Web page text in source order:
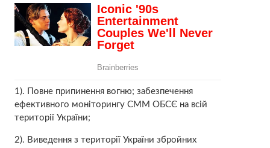
1). Повне припинення вогню; забезпечення
ефективного моніторингу СММ ОБСЄ на всій
території України;
2). Bиведення з території України збройних